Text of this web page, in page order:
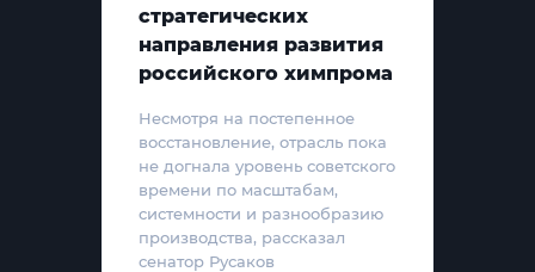
стратегических
направления развития
российского химпрома
Несмотря на постепенное
восстановление, отрасль пока
не догнала уровень советского
времени по масштабам,
системности и разнообразию
производства, рассказал
сенатор Русаков